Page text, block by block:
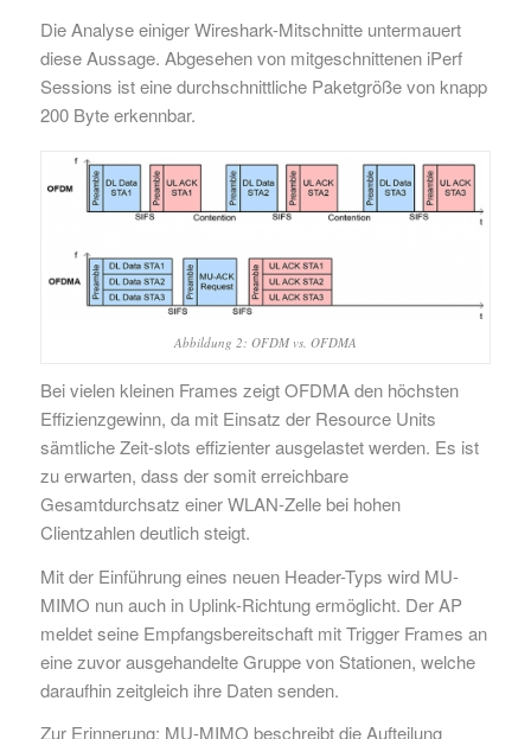
Die Analyse einiger Wireshark-Mitschnitte untermauert
diese Aussage. Abgesehen von mitgeschnittenen iPerf
Sessions ist eine durchschnittliche Paketgröße von knapp
200 Byte erkennbar.
Abbildung 2: OFDM vs. OFDMA
Bei vielen kleinen Frames zeigt OFDMA den höchsten
Effizienzgewinn, da mit Einsatz der Resource Units
sämtliche Zeit-slots effizienter ausgelastet werden. Es ist
zu erwarten, dass der somit erreichbare
Gesamtdurchsatz einer WLAN-Zelle bei hohen
Clientzahlen deutlich steigt.
Mit der Einführung eines neuen Header-Typs wird MU-
MIMO nun auch in Uplink-Richtung ermöglicht. Der AP
meldet seine Empfangsbereitschaft mit Trigger Frames an
eine zuvor ausgehandelte Gruppe von Stationen, welche
daraufhin zeitgleich ihre Daten senden.
Zur Erinnerung: MU-MIMO beschreibt die Aufteilung